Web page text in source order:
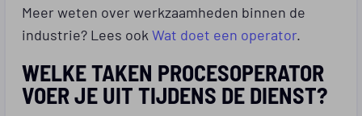
Meer weten over werkzaamheden binnen de
industrie? Lees ook Wat doet een operator
WELKE TAKEN PROCESOPERATOR
VOER JE UIT TIJDENS DE DIENST?